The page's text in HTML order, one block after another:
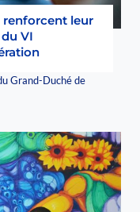
renforcent leur
VI
Grand-Duché de